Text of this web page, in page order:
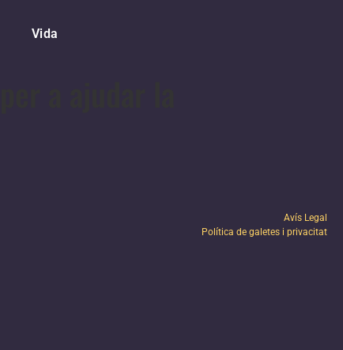
Vida
Avís Legal
Política de galetes i privacitat